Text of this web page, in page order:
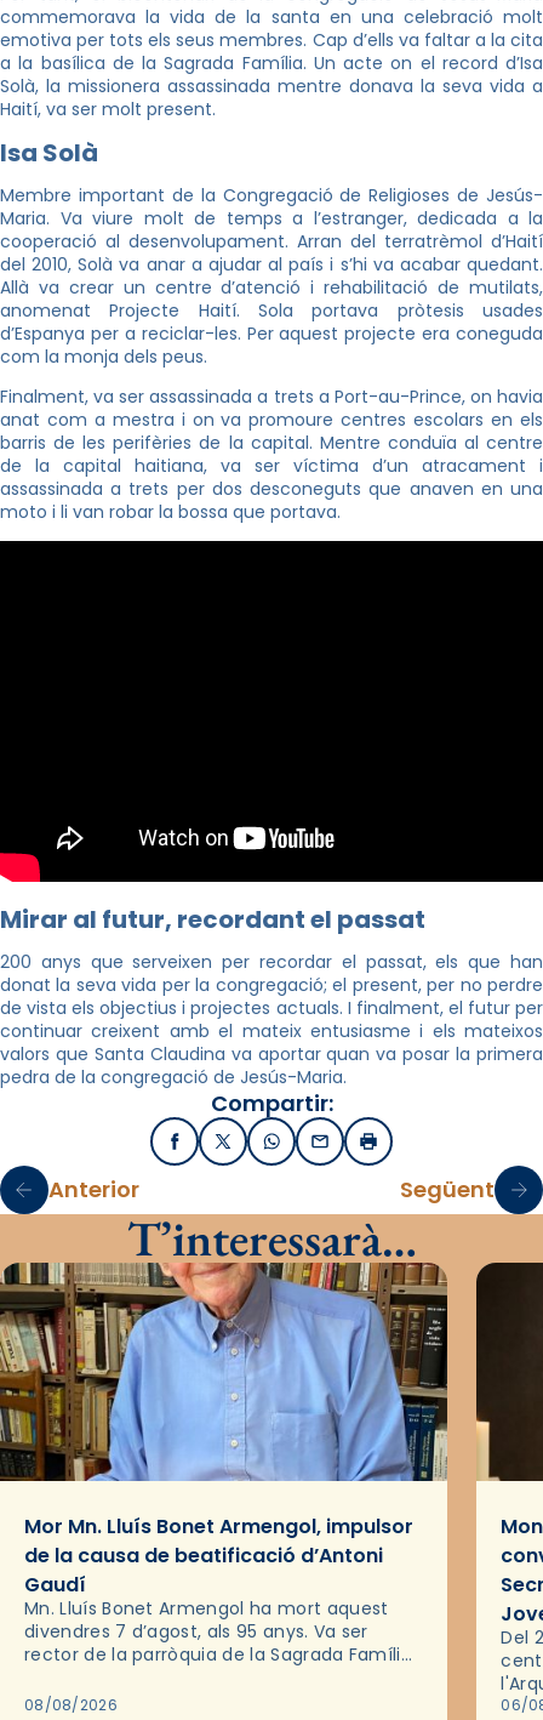
commemorava la vida de la santa en una celebració molt
emotiva per tots els seus membres. Cap d’ells va faltar a la cita
a la basílica de la Sagrada Família. Un acte on el record d’Isa
Solà, la missionera assassinada mentre donava la seva vida a
Haití, va ser molt present.
Isa Solà
Membre important de la Congregació de Religioses de Jesús-
Maria. Va viure molt de temps a l’estranger, dedicada a la
cooperació al desenvolupament. Arran del terratrèmol d’Haití
del 2010, Solà va anar a ajudar al país i s’hi va acabar quedant.
Allà va crear un centre d’atenció i rehabilitació de mutilats,
anomenat Projecte Haití. Sola portava pròtesis usades
d’Espanya per a reciclar-les. Per aquest projecte era coneguda
com la monja dels peus.
Finalment, va ser assassinada a trets a Port-au-Prince, on havia
anat com a mestra i on va promoure centres escolars en els
barris de les perifèries de la capital. Mentre conduïa al centre
de la capital haitiana, va ser víctima d’un atracament i
assassinada a trets per dos desconeguts que anaven en una
moto i li van robar la bossa que portava.
Mirar al futur, recordant el passat
200 anys que serveixen per recordar el passat, els que han
donat la seva vida per la congregació; el present, per no perdre
de vista els objectius i projectes actuals. I finalment, el futur per
continuar creixent amb el mateix entusiasme i els mateixos
valors que Santa Claudina va aportar quan va posar la primera
pedra de la congregació de Jesús-Maria.
Compartir:
FacebookX / TwitterWhatsApp
EmailImprimir
Anterior Següent
T’interessarà…
Mor Mn. Lluís Bonet Armengol, impulsor
de la causa de beatificació d’Antoni
Gaudí
Mn. Lluís Bonet Armengol ha mort aquest
divendres 7 d’agost, als 95 anys. Va ser
rector de la parròquia de la Sagrada Família
2018,…
08/08/2026
Del
les
06/